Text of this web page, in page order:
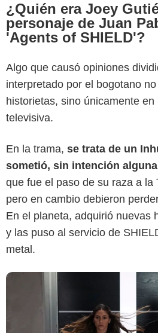
¿Quién era Joey
personaje de Juan
'Agents of SHIELD'?
Algo que causó opiniones
interpretado por el bogotano
historietas, sino únicamente en
televisiva.
En la trama, se trata de un
sometió, sin intención
que fue el paso de su raza a la
pero en cambio debieron
En el planeta, adquirió nuevas
y las puso al servicio de
metal.
Sony Entertainment